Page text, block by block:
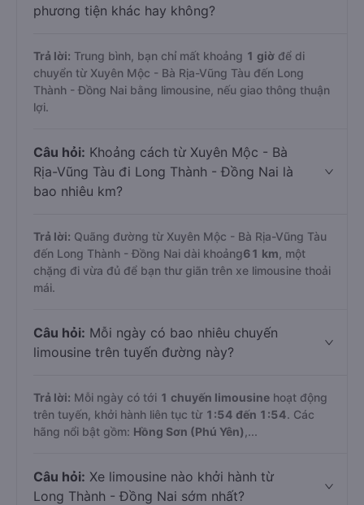
phương tiện khác hay không?
Trả lời: Trung bình, bạn chỉ mất khoảng 1 giờ để di
chuyển từ Xuyên Mộc - Bà Rịa-Vũng Tàu đến Long
Thành - Đồng Nai bằng limousine, nếu giao thông thuận
lợi.
Câu hỏi: Khoảng cách từ Xuyên Mộc - Bà
Rịa-Vũng Tàu đi Long Thành - Đồng Nai là
bao nhiêu km?
Trả lời: Quãng đường từ Xuyên Mộc - Bà Rịa-Vũng Tàu
đến Long Thành - Đồng Nai dài khoảng61 km , một
chặng đi vừa đủ để bạn thư giãn trên xe limousine thoải
mái.
Câu hỏi: Mỗi ngày có bao nhiêu chuyến
limousine trên tuyến đường này?
Trả lời: Mỗi ngày có tới 1 chuyến limousine hoạt động
trên tuyến, khởi hành liên tục từ 1:54 đến 1:54. Các
hãng nổi bật gồm: Hồng Sơn (Phú Yên) ,...
Câu hỏi: Xe limousine nào khởi hành từ
Long Thành - Đồng Nai sớm nhất?